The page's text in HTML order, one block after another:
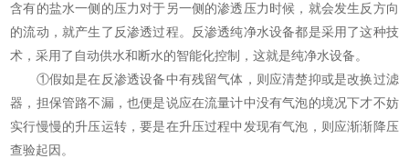
含有的盐水一侧的压力对于另一侧的渗透压力时候，就会发生反方向
的流动，就产生了反渗透过程。反渗透纯净水设备都是采用了这种技
术，采用了自动供水和断水的智能化控制，这就是纯净水设备。
①假如是在反渗透设备中有残留气体，则应清楚抑或是改换过滤
器，担保管路不漏，也便是说应在流量计中没有气泡的境况下才不妨
实行慢慢的升压运转，要是在升压过程中发现有气泡，则应渐渐降压
查验起因。